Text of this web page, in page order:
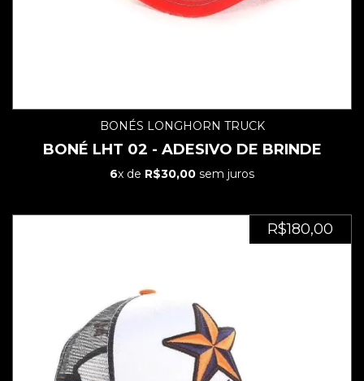
BONÉS LONGHORN TRUCK
BONÉ LHT 02 - ADESIVO DE BRINDE
6x de R$30,00 sem juros
R$180,00